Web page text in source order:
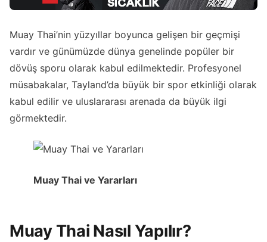
Muay Thai’nin yüzyıllar boyunca gelişen bir geçmişi
vardır ve günümüzde dünya genelinde popüler bir
dövüş sporu olarak kabul edilmektedir. Profesyonel
müsabakalar, Tayland’da büyük bir spor etkinliği olarak
kabul edilir ve uluslararası arenada da büyük ilgi
görmektedir.
Muay Thai ve Yararları
Muay Thai Nasıl Yapılır?